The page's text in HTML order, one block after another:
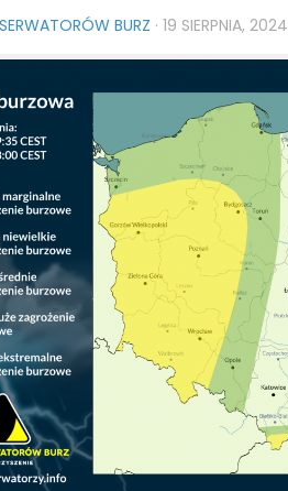
BURZ · 19 SIERPNIA, 2024